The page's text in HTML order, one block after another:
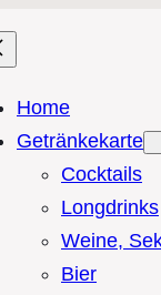
Home
Getränkekarte
Cocktails
Longdrinks
Weine,
Bier